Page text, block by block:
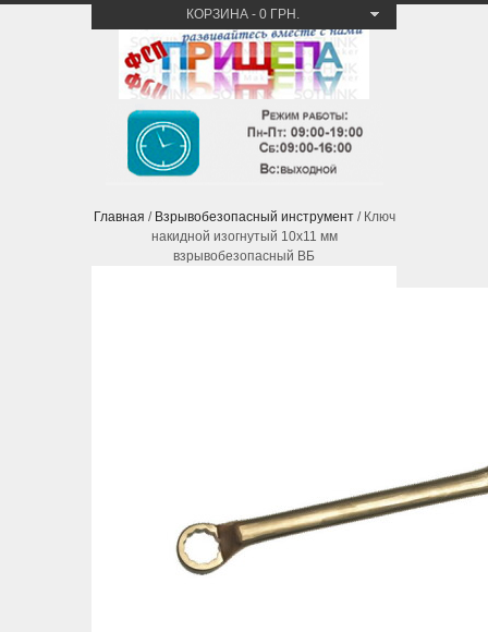
КОРЗИНА - 0 ГРН.
Главная / Взрывобезопасный инструмент/ Ключ
накидной изогнутый 10х11 мм
взрывобезопасный ВБ